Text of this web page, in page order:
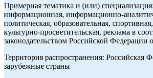
Примерная тематика и (или) специализация:
информационная, информационно-
политическая, образовательная,
культурно-просветительская, реклама в
законодательством Российской Федерации
Территория распространения: Российская
зарубежные страны